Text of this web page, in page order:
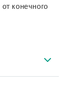
конечного